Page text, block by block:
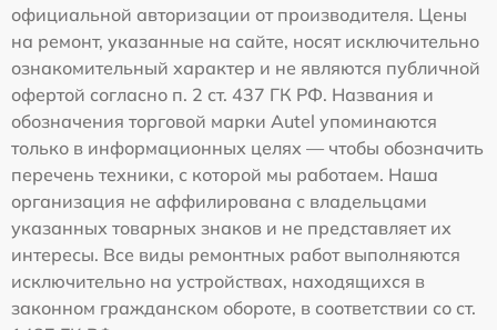
официальной авторизации от производителя. Цены
на ремонт, указанные на сайте, носят исключительно
ознакомительный характер и не являются публичной
офертой согласно п. 2 ст. 437 ГК РФ. Названия и
обозначения торговой марки Autel упоминаются
только в информационных целях — чтобы обозначить
перечень техники, с которой мы работаем. Наша
организация не аффилирована с владельцами
указанных товарных знаков и не представляет их
интересы. Все виды ремонтных работ выполняются
исключительно на устройствах, находящихся в
законном гражданском обороте, в соответствии со ст.